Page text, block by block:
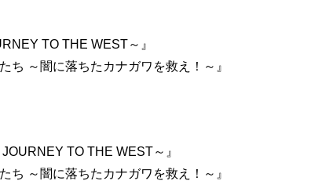
TO THE WEST～』
ち ～闇に落ちたカナガワを救え！～』
TO THE WEST～』
ち ～闇に落ちたカナガワを救え！～』